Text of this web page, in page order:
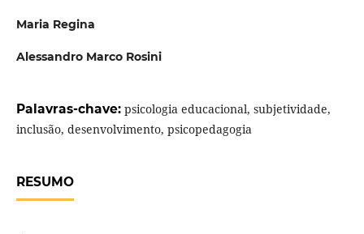
Maria Regina
Alessandro Marco Rosini
Palavras-chave: psicologia educacional, subjetividade,
inclusão, desenvolvimento, psicopedagogia
RESUMO